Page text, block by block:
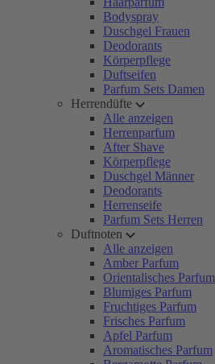
Bodyspray
Duschgel Frauen
Deodorants
Körperpflege
Duftseifen
Parfum Sets Damen
Herrendüfte
Alle anzeigen
Herrenparfum
After Shave
Körperpflege
Duschgel Männer
Deodorants
Herrenseife
Parfum Sets Herren
Duftnoten
Alle anzeigen
Amber Parfum
Orientalisches Parfum
Blumiges Parfum
Fruchtiges Parfum
Frisches Parfum
Apfel Parfum
Aromatisches Parfum